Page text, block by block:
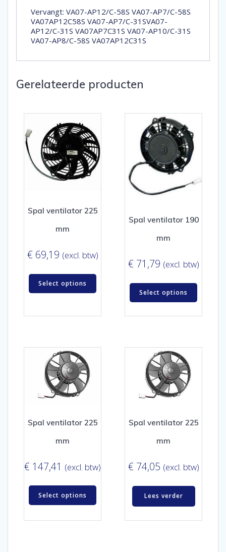
Vervangt: VA07-AP12/C-58S VA07-AP7/C-58S
VA07AP12C58S VA07-AP7/C-31SVA07-
AP12/C-31S VA07AP7C31S VA07-AP10/C-31S
VA07-AP8/C-58S VA07AP12C31S
Gerelateerde producten
Spal ventilator 225
mm
€ 69,19 (excl. btw)
Select options
Spal ventilator 190
mm
€ 71,79 (excl. btw)
Select options
Spal ventilator 225
mm
€ 147,41 (excl. btw)
Select options
Spal ventilator 225
mm
€ 74,05 (excl. btw)
Lees verder